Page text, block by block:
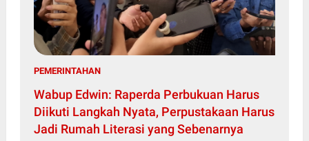
PEMERINTAHAN
Wabup Edwin: Raperda Perbukuan Harus
Diikuti Langkah Nyata, Perpustakaan Harus
Jadi Rumah Literasi yang Sebenarnya